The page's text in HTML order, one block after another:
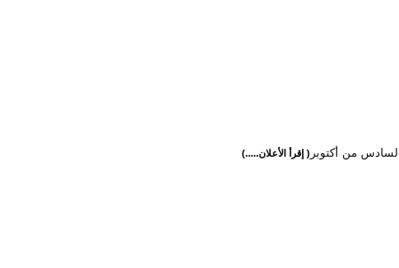
من أكتوبر ( إقرأ الأعلان.....)